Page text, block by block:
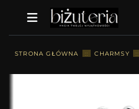
STRONA GŁÓWNA :: CHARMSY ::